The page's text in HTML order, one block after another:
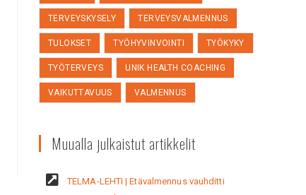
TERVEYSKYSELY TERVEYSVALMENNUS
TULOKSET TYÖHYVINVOINTI TYÖKYKY
TYÖTERVEYS UNIK HEALTH COACHING
VAIKUTTAVUUS VALMENNUS
Muualla julkaistut artikkelit
TELMA-LEHTI | Etävalmennus vauhditti